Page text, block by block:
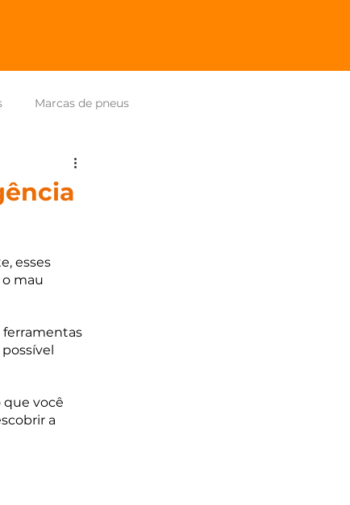
Marcas de pneus
esses
mau
ferramentas
que você
a